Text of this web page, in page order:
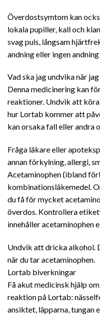
Överdostsymtom kan
lokala pupiller, kall och
svag puls, långsam
andning eller ingen andning
Vad ska jag undvika när
Denna medicinering kan
reaktioner. Undvik att
hur Lortab kommer att
kan orsaka fall eller andra
Fråga läkare eller
annan förkylning, allergi,
Acetaminophen (ibland
kombinationsläkemedel.
du få för mycket
överdos. Kontrollera
innehåller acetaminophen
Undvik att dricka alkohol.
när du tar acetaminophen.
Lortab biverkningar
Få akut medicinsk hjälp
reaktion på Lortab:
ansiktet, läpparna, tungan